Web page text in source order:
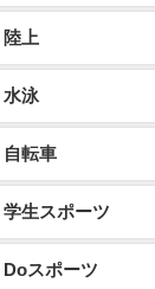
陸上
水泳
自転車
学生スポーツ
Doスポーツ